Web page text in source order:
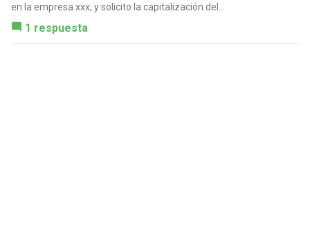
en la empresa xxx, y solicito la capitalización del...
1 respuesta